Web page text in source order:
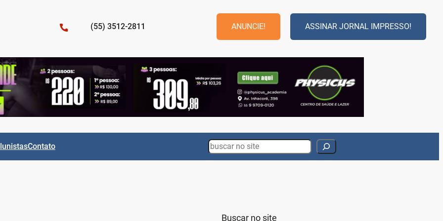
(55) 3512-2811 ANUNCIE! ASSINAR JORNAL IMPRESSO!
Contato Search
Buscar no site